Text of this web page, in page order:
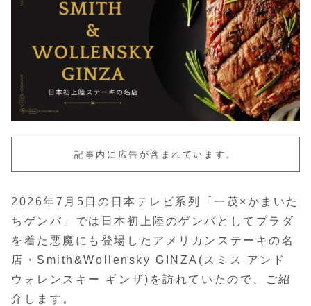
記事内に広告が含まれています。
2026年7月5日の日本テレビ系列「一茂×かまいた
ちゲンバ」では日本初上陸のゲンバとしてプラダ
を着た悪魔にも登場したアメリカンステーキの名
店・Smith&Wollensky GINZA(スミス アンド
ウォレンスキー ギンザ)を訪れていたので、ご紹
介します。